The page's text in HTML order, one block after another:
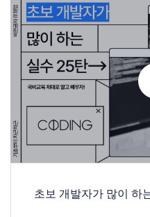
초보 개발자가 많이 하